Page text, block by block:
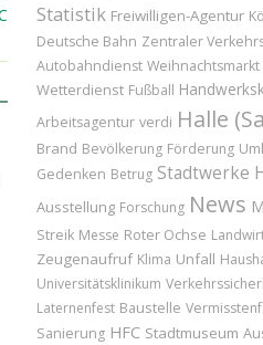
Statistik Freiwilligen-Agentur
Deutsche Bahn Zentraler
Autobahndienst Weihnachtsmarkt
Wetterdienst Fußball
Arbeitsagentur verdi Halle
Brand Bevölkerung Förderung
Gedenken Betrug Stadtwerke
Ausstellung Forschung News
Streik Messe Roter Ochse
Zeugenaufruf Klima Unfall
Universitätsklinikum
Laternenfest Baustelle
Sanierung HFC Stadtmuseum